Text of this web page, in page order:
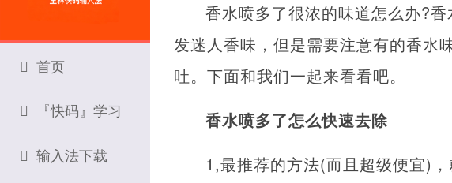
香水喷多了很浓的味道怎么办?
发迷人香味，但是需要注意有的香水
吐。下面和我们一起来看看吧。
香水喷多了怎么快速去除
1,最推荐的方法(而且超级便宜)
首页
『快码』学习
输入法下载